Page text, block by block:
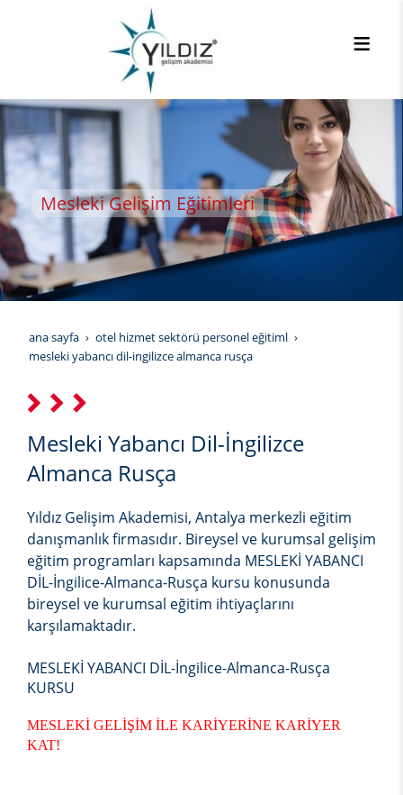
Mesleki Gelişim Eğitimleri
ana sayfa
otel hizmet sektörü personel eğitiml
mesleki yabancı dil-i̇ngilizce almanca rusça
Mesleki Yabancı Dil-İngilizce
Almanca Rusça
Yıldız Gelişim Akademisi, Antalya merkezli eğitim
danışmanlık firmasıdır. Bireysel ve kurumsal gelişim
eğitim programları kapsamında MESLEKİ YABANCI
DİL-İngilice-Almanca-Rusça kursu konusunda
bireysel ve kurumsal eğitim ihtiyaçlarını
karşılamaktadır.
MESLEKİ YABANCI DİL-İngilice-Almanca-Rusça
KURSU
MESLEKİ GELİŞİM İLE KARİYERİNE KARİYER
KAT!